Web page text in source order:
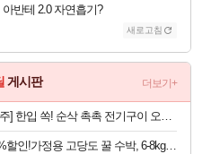
[28]
물칭호 따왔습니다
아이고... 길드내에서 쿠데타 일어났네
8월 28일 넷플릭스에서 예고편 공개 예정
[1]
모든 엘리트 골렘 위치 공략 (30개) - 방랑
모든 바우에라 업그레이드 아이템 획득 위치 공
아반테 2.0 자연흡기?
새로고침
게시판 더보기+
[더주] 한입 쏙! 순삭 촉촉 전기구이 오다리 180g (50-60미)
66%할인!가정용 고당도 꿀 수박, 6-8kg급, 1박스